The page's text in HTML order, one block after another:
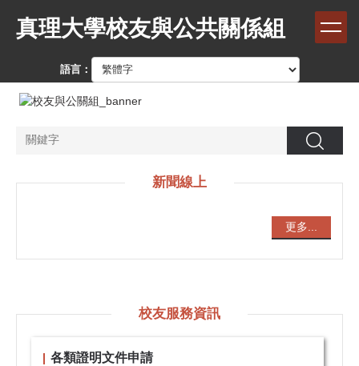
真理大學校友與公共關係組
語言：
搜尋
新聞線上
更多...
校友服務資訊
各類證明文件申請